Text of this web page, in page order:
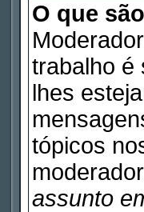
O que são
trabalho é
lhes
tópicos
assunto